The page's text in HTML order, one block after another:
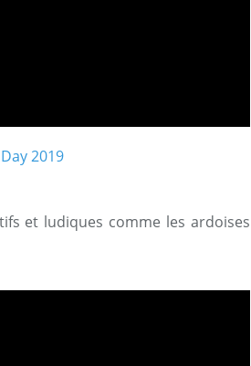
et ludiques comme les ardoises